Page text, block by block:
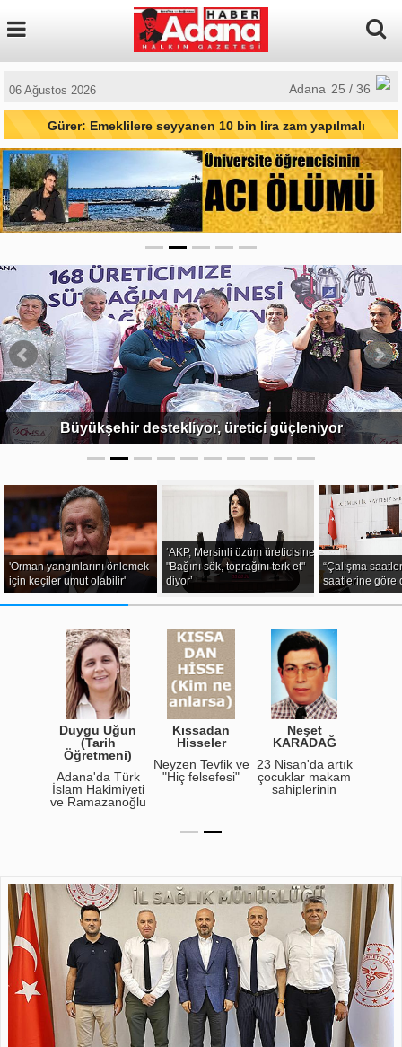
06 Ağustos 2026 Adana 25 / 36
Gürer: Emeklilere seyyanen 10 bin lira zam yapılmalı
Büyükşehir destekliyor, üretici güçleniyor
'Orman yangınlarını önlemek
için keçiler umut olabilir'
‘AKP, Mersinli üzüm üreticisine
"Bağını sök, toprağını terk et"
diyor’
“Çalışma
saatlerine göre
Duygu Uğun
(Tarih
Öğretmeni)
Adana'da Türk
İslam Hakimiyeti
ve Ramazanoğlu
Kıssadan
Hisseler
Neyzen Tevfik ve
"Hiç felsefesi"
Neşet
KARADAĞ
23 Nisan'da artık
çocuklar makam
sahiplerinin